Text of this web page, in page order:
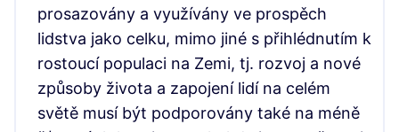
prosazovány a využívány ve prospěch
lidstva jako celku, mimo jiné s přihlédnutím k
rostoucí populaci na Zemi, tj. rozvoj a nové
způsoby života a zapojení lidí na celém
světě musí být podporovány také na méně